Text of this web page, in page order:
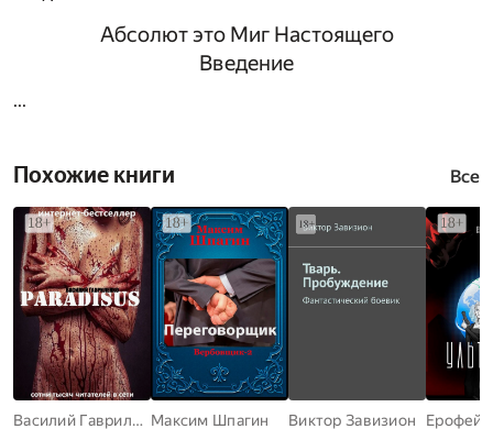
Абсолют это Миг Настоящего
Введение
...
Похожие книги Все
Василий Гавриленко Максим Шпагин Виктор Завизион Ерофей